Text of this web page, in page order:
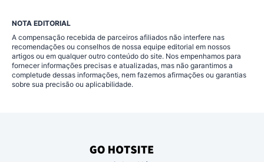
NOTA EDITORIAL
A compensação recebida de parceiros afiliados não interfere nas
recomendações ou conselhos de nossa equipe editorial em nossos
artigos ou em qualquer outro conteúdo do site. Nos empenhamos para
fornecer informações precisas e atualizadas, mas não garantimos a
completude dessas informações, nem fazemos afirmações ou garantias
sobre sua precisão ou aplicabilidade.